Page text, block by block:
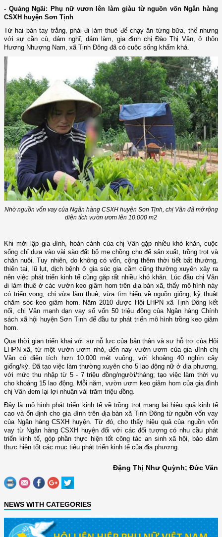
- Quảng Ngãi: Phụ nữ vươn lên làm giàu từ nguồn vốn Ngân hàng
CSXH huyện Sơn Tịnh
Từ hai bàn tay trắng, phải đi làm thuê để chạy ăn từng bữa, thế nhưng
với sự cần cù, dám nghĩ, dám làm, gia đình chị Đào Thị Vân, ở thôn
Hương Nhượng Nam, xã Tịnh Đông đã có cuộc sống khấm khá.
Nhờ nguồn vốn vay của Ngân hàng CSXH huyện Sơn Tịnh, chị Vân đã mở rộng
diện tích vườn ươm lên 10.000 m2
Khi mới lập gia đình, hoàn cảnh của chị Vân gặp nhiều khó khăn, cuộc
sống chỉ dựa vào vài sào đất bố mẹ chồng cho để sản xuất, trồng trọt và
chăn nuôi. Tuy nhiên, do không có vốn, cộng thêm thời tiết bất thường,
thiên tai, lũ lụt, dịch bệnh ở gia súc gia cầm cũng thường xuyên xảy ra
nên việc phát triển kinh tế cũng gặp rất nhiều khó khăn. Lúc đầu chị Vân
đi làm thuê ở các vườn keo giâm hom trên địa bàn xã, thấy mô hình này
có triển vọng, chị vừa làm thuê, vừa tìm hiểu về nguồn giống, kỹ thuật
chăm sóc keo giâm hom. Năm 2010 được Hội LHPN xã Tịnh Đông kết
nối, chị Vân mạnh dạn vay số vốn 50 triệu đồng của Ngân hàng Chính
sách xã hội huyện Sơn Tịnh để đầu tư phát triển mô hình trồng keo giâm
hom.
Qua thời gian triển khai với sự nỗ lực của bản thân và sự hỗ trợ của Hội
LHPN xã, từ một vườn ươm nhỏ, đến nay vườn ươm của gia đình chị
Vân có diện tích hơn 10.000 mét vuông, với khoảng 40 nghìn cây
giống/kỳ. Đã tạo việc làm thường xuyên cho 5 lao động nữ ở địa phương,
với mức thu nhập từ 5 - 7 triệu đồng/người/tháng; tạo việc làm thời vụ
cho khoảng 15 lao động. Mỗi năm, vườn ươm keo giâm hom của gia đình
chị Vân đem lại lợi nhuận vài trăm triệu đồng.
Đây là mô hình phát triển kinh tế về trồng trọt mang lại hiệu quả kinh tế
cao và ổn định cho gia đình trên địa bàn xã Tịnh Đông từ nguồn vốn vay
của Ngân hàng CSXH huyện. Từ đó, cho thấy hiệu quả của nguồn vốn
vay từ Ngân hàng CSXH huyện đối với các đối tượng có nhu cầu phát
triển kinh tế, góp phần thực hiện tốt công tác an sinh xã hội, bảo đảm
thực hiện tốt các mục tiêu phát triển kinh tế của địa phương.
Đặng Thị Như Quỳnh; Đức Văn
NEWS WITH CATEGORIES